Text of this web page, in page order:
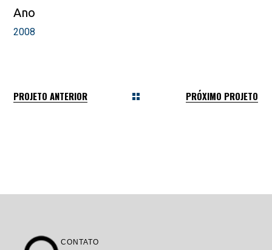
Ano
2008
PROJETO ANTERIOR PRÓXIMO PROJETO
CONTATO